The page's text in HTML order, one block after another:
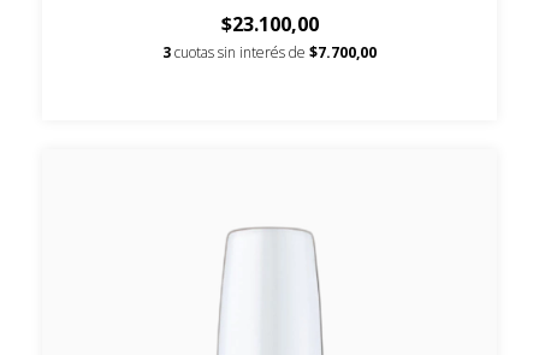
$23.100,00
3cuotas sin interés de $7.700,00